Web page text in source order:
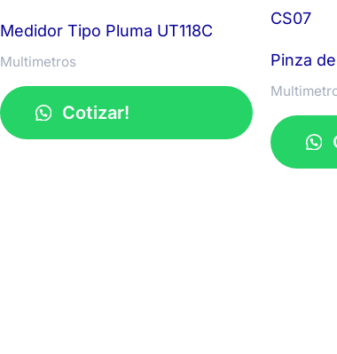
Medidor Tipo Pluma UT118C
Multimetros
Cotizar!
Pinza